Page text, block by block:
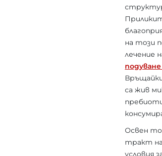
на този
лечение
са жив
Освен
тракт на
условия